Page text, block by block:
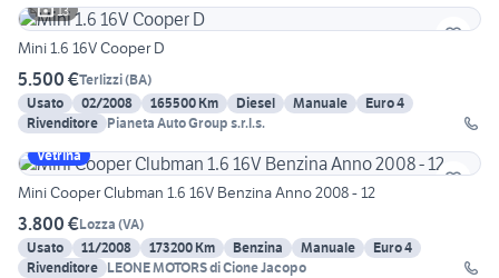
13
Mini 1.6 16V Cooper D
5.500 €Terlizzi(BA)
Usato
02/2008 165500 Km Diesel Manuale
Euro 4
Rivenditore Pianeta Auto Group s.r.l.s.
Vetrina
Mini Cooper Clubman 1.6 16V Benzina Anno 2008 - 12
3.800 €Lozza (VA)
Usato
11/2008 173200 Km Benzina Manuale
Euro 4
Rivenditore LEONE MOTORS di Cione Jacopo